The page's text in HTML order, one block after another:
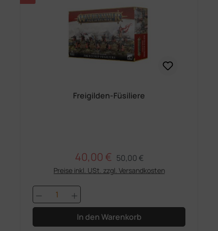
Freigilden-Füsiliere
Verkaufspreis:
40,00 € Regulärer Preis:
50,00 €
Preise inkl. USt. zzgl. Versandkosten
Produkt Anzahl: Gib den
In den Warenkorb